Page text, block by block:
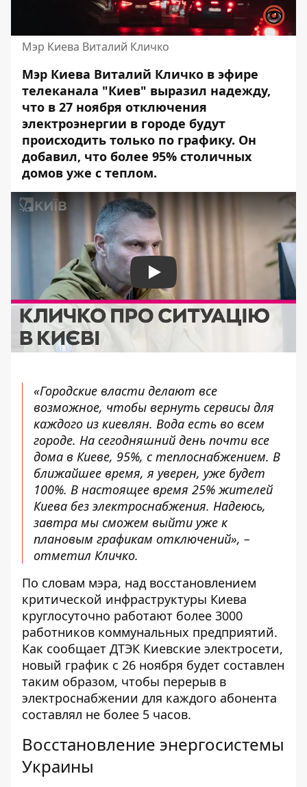
Мэр Киева Виталий Кличко
Мэр Киева Виталий Кличко в эфире
телеканала "Киев" выразил надежду,
что в 27 ноября отключения
электроэнергии в городе будут
происходить только по графику. Он
добавил, что более 95% столичных
домов уже с теплом.
Play
«Городские власти делают все
возможное, чтобы вернуть сервисы для
каждого из киевлян. Вода есть во всем
городе. На сегодняшний день почти все
дома в Киеве, 95%, с теплоснабжением. В
ближайшее время, я уверен, уже будет
100%. В настоящее время 25% жителей
Киева без электроснабжения. Надеюсь,
завтра мы сможем выйти уже к
плановым графикам отключений», –
отметил Кличко.
По словам мэра, над восстановлением
критической инфраструктуры Киева
круглосуточно работают более 3000
работников коммунальных предприятий.
Как сообщает ДТЭК Киевские электросети,
новый график с 26 ноября будет составлен
таким образом, чтобы перерыв в
электроснабжении для каждого абонента
составлял не более 5 часов.
Восстановление энергосистемы
Украины